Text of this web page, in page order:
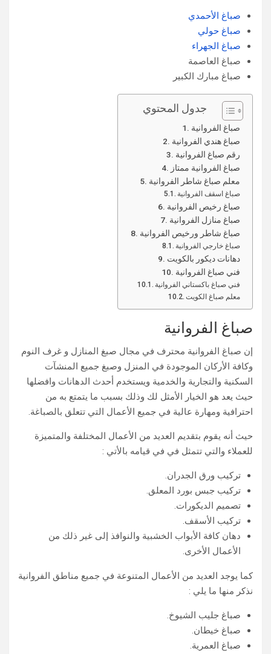
صباغ الأحمدي
صباغ حولي
صباغ الجهراء
صباغ العاصمة
صباغ مبارك الكبير
جدول المحتوي
صباغ الفروانية
صباغ هندي الفروانية
رقم صباغ الفروانية
صباغ الفروانية ممتاز
معلم صباغ شاطر الفروانية
صباغ اسقف الفروانية
صباغ رخيص الفروانية
صباغ منازل الفروانية
صباغ شاطر ورخيص الفروانية
صباغ خارجي الفروانية
دهانات ديكور بالكويت
فني صباغ الفروانية
فني صباغ باكستاني الفروانية
معلم صباغ الكويت
صباغ الفروانية
إن صباغ الفروانية محترف في مجال صبغ المنازل و غرف النوم
وكافة الأركان الموجودة في المنزل وصبغ جميع المنشآت
السكنية والتجارية والخدمية ويستخدم أحدث الدهانات وافضلها
حيث يعد هو الخيار الأمثل لك وذلك بسبب ما يتمتع به من
احترافية ومهارة عالية في جميع الأعمال التي تتعلق بالصباغة.
حيث أنه يقوم بتقديم العديد من الأعمال المختلفة والمتميزة
للعملاء والتي تتمثل في في قيامه بالأتي :
تركيب ورق الجدران.
تركيب جبس بورد المعلق.
تصميم الديكورات.
تركيب الأسقف.
دهان كافة الأبواب الخشبية والنوافذ إلى غير ذلك من
الأعمال الأخرى.
كما يوجد العديد من الأعمال المتنوعة في جميع مناطق الفروانية
نذكر منها ما يلي :
صباغ جليب الشيوخ.
صباغ خيطان.
صباغ العمرية.